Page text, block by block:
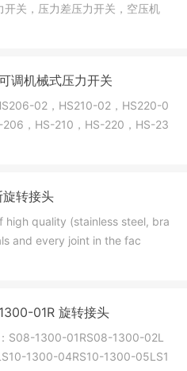
关，压力差压力开关，空压机
调机械式压力开关
02，HS210-02，HS220-0
，HS-210，HS-220，HS-23
旋转接头
high quality (stainless steel, bra
and every joint in the fac
01R 旋转接头
S08-1300-01RS08-1300-02L
1300-04RS10-1300-05LS1